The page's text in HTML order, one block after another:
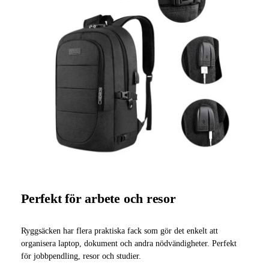
Perfekt för arbete och resor
Ryggsäcken har flera praktiska fack som gör det enkelt att
organisera laptop, dokument och andra nödvändigheter. Perfekt
för jobbpendling, resor och studier.